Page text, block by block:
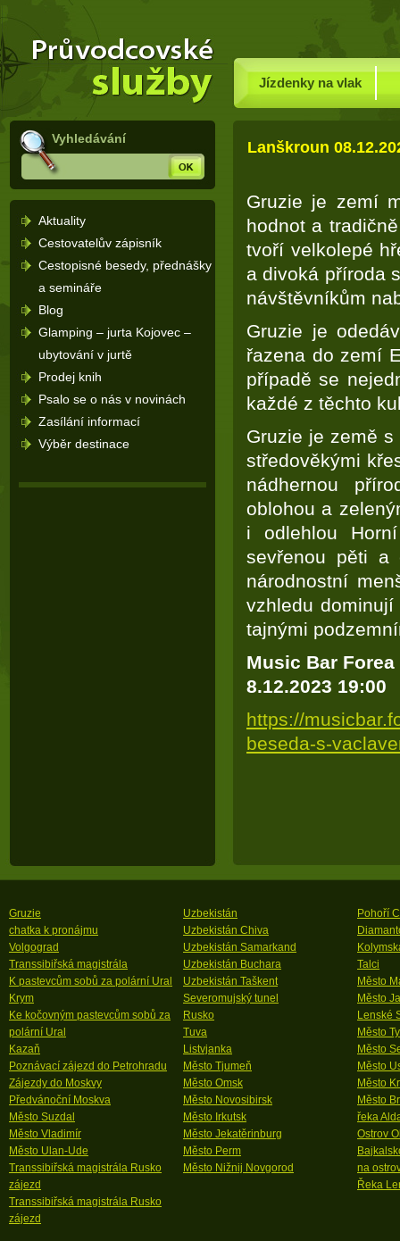
stránka
navigaci)
Lanškroun
Gruzie je zemí
hodnot a
tvoří velkolepé
a divoká příroda
návštěvníkům
Gruzie je
řazena do zemí
případě se
každé z těchto
Gruzie je země
středověkými
nádhernou
oblohou a
i odlehlou
sevřenou pěti a
národnostní
vzhledu
tajnými
Music Bar
8.12.2023 19:00
https://
beseda-s-
Aktuality
Cestovatelův zápisník
Cestopisné besedy, přednášky
a semináře
Blog
Glamping – jurta Kojovec –
ubytování v jurtě
Prodej knih
Psalo se o nás v novinách
Zasílání informací
Výběr destinace
Vyhledávání
Hledej
Jízdenky na vlak
Gruzie
chatka k pronájmu
Volgograd
Transsibiřská magistrála
K pastevcům sobů za polární Ural
Krym
Ke kočovným pastevcům sobů za
polární Ural
Kazaň
Poznávací zájezd do Petrohradu
Zájezdy do Moskvy
Předvánoční Moskva
Město Suzdal
Město Vladimír
Město Ulan-Ude
Transsibiřská magistrála Rusko
zájezd
Transsibiřská magistrála Rusko
zájezd
Uzbekistán
Uzbekistán Chiva
Uzbekistán Samarkand
Uzbekistán Buchara
Uzbekistán Taškent
Severomujský tunel
Rusko
Tuva
Listvjanka
Město Tjumeň
Město Omsk
Město Novosibirsk
Město Irkutsk
Město Jekatěrinburg
Město Perm
Město Nižnij Novgorod
Pohoří
Talci
Město
Město
Lenské
Město
Město
Město
Město
Město
řeka
Ostrov
na
Řeka